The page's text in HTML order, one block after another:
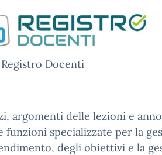
Docenti
argomenti delle lezioni e
funzioni specializzate per la
degli obiettivi e la